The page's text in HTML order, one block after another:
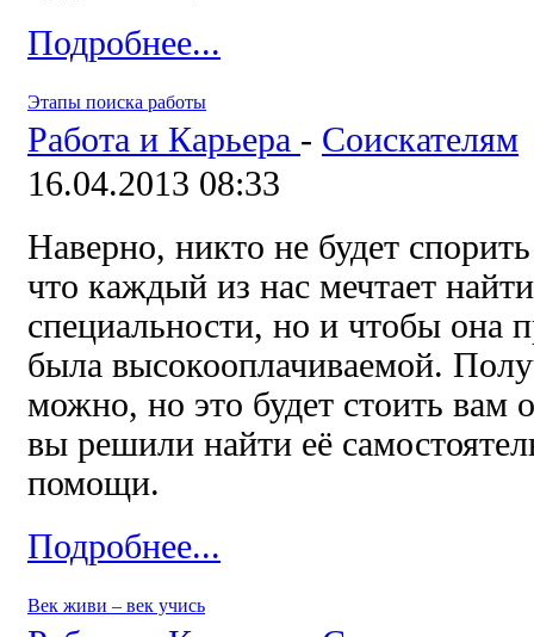
Подробнее...
Этапы поиска работы
Работа и Карьера - Соискателям
16.04.2013 08:33
Наверно, никто не будет
что каждый из нас мечтает
специальности, но и чтобы она
была высокооплачиваемой.
можно, но это будет стоить вам
вы решили найти её
помощи.
Подробнее...
Век живи – век учись